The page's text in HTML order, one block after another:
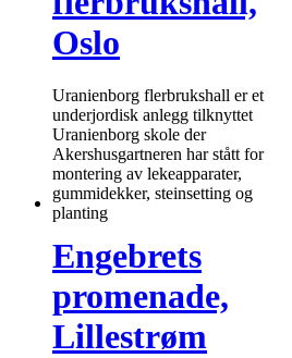
Oslo
Uranienborg flerbrukshall er et
underjordisk anlegg tilknyttet
Uranienborg skole der
Akershusgartneren har stått for
montering av lekeapparater,
gummidekker, steinsetting og
planting
Engebrets
promenade,
Lillestrøm